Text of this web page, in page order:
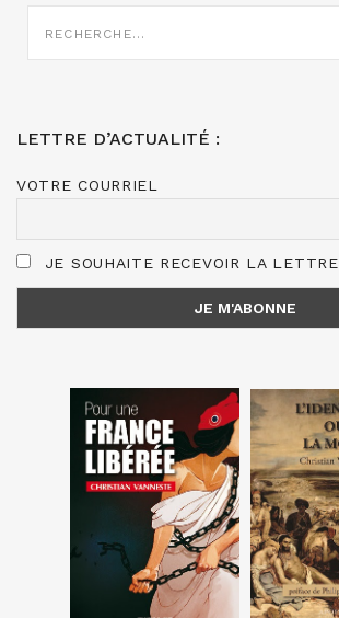
SUR
LETTRE D’ACTUALITÉ :
VOTRE COURRIEL
JE SOUHAITE RECEVOIR LA LETTRE